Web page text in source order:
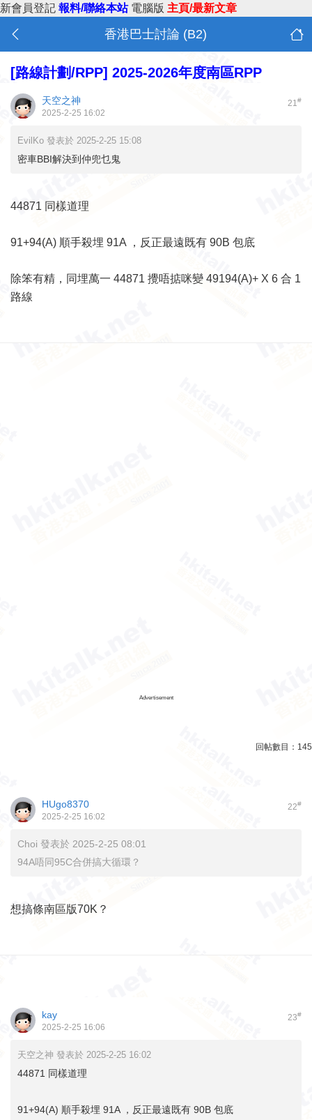
新會員登記 報料/聯絡本站 電腦版 主頁/最新文章
香港巴士討論 (B2)
[路線計劃/RPP] 2025-2026年度南區RPP
21#
天空之神
2025-2-25 16:02
EvilKo 發表於 2025-2-25 15:08
密車BBI解決到仲兜乜鬼
44871 同樣道理
91+94(A) 順手殺埋 91A ，反正最遠既有 90B 包底
除笨有精，同埋萬一 44871 攪唔掂咪變 49194(A)+ X 6 合 1
路線
Advertisement
回帖數目： 145
22#
HUgo8370
2025-2-25 16:02
Choi 發表於 2025-2-25 08:01
94A唔同95C合併搞大循環？
想搞條南區版70K？
23#
kay
2025-2-25 16:06
天空之神 發表於 2025-2-25 16:02
44871 同樣道理
91+94(A) 順手殺埋 91A ，反正最遠既有 90B 包底